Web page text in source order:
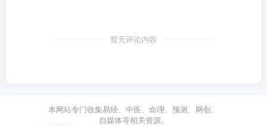
暂无评论内容
本网站专门收集易经、中医、命理、预测、网创、
自媒体等相关资源。